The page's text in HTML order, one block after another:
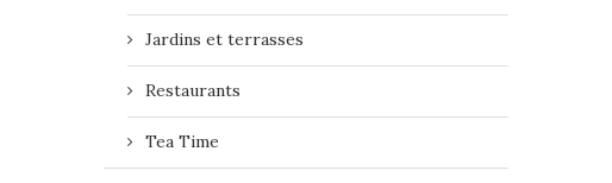
Jardins et terrasses
Restaurants
Tea Time